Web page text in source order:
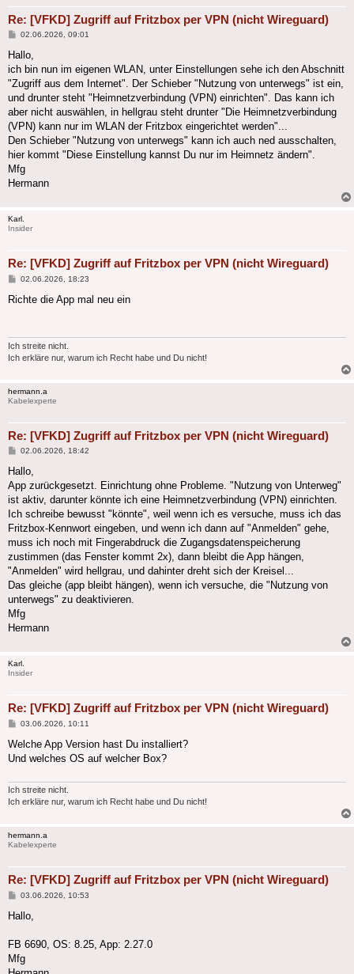
Re: [VFKD] Zugriff auf Fritzbox per VPN (nicht Wireguard)
Beitrag
02.06.2026, 09:01
Hallo,
ich bin nun im eigenen WLAN, unter Einstellungen sehe ich den Abschnitt
"Zugriff aus dem Internet". Der Schieber "Nutzung von unterwegs" ist ein,
und drunter steht "Heimnetzverbindung (VPN) einrichten". Das kann ich
aber nicht auswählen, in hellgrau steht drunter "Die Heimnetzverbindung
(VPN) kann nur im WLAN der Fritzbox eingerichtet werden"...
Den Schieber "Nutzung von unterwegs" kann ich auch ned ausschalten,
hier kommt "Diese Einstellung kannst Du nur im Heimnetz ändern".
Mfg
Hermann
Karl.
Insider
Re: [VFKD] Zugriff auf Fritzbox per VPN (nicht Wireguard)
Beitrag
02.06.2026, 18:23
Richte die App mal neu ein
Ich streite nicht.
Ich erkläre nur, warum ich Recht habe und Du nicht!
hermann.a
Kabelexperte
Re: [VFKD] Zugriff auf Fritzbox per VPN (nicht Wireguard)
Beitrag
02.06.2026, 18:42
Hallo,
App zurückgesetzt. Einrichtung ohne Probleme. "Nutzung von Unterweg"
ist aktiv, darunter könnte ich eine Heimnetzverbindung (VPN) einrichten.
Ich schreibe bewusst "könnte", weil wenn ich es versuche, muss ich das
Fritzbox-Kennwort eingeben, und wenn ich dann auf "Anmelden" gehe,
muss ich noch mit Fingerabdruck die Zugangsdatenspeicherung
zustimmen (das Fenster kommt 2x), dann bleibt die App hängen,
"Anmelden" wird hellgrau, und dahinter dreht sich der Kreisel...
Das gleiche (app bleibt hängen), wenn ich versuche, die "Nutzung von
unterwegs" zu deaktivieren.
Mfg
Hermann
Karl.
Insider
Re: [VFKD] Zugriff auf Fritzbox per VPN (nicht Wireguard)
Beitrag
03.06.2026, 10:11
Welche App Version hast Du installiert?
Und welches OS auf welcher Box?
Ich streite nicht.
Ich erkläre nur, warum ich Recht habe und Du nicht!
hermann.a
Kabelexperte
Re: [VFKD] Zugriff auf Fritzbox per VPN (nicht Wireguard)
Beitrag
03.06.2026, 10:53
Hallo,
FB 6690, OS: 8.25, App: 2.27.0
Mfg